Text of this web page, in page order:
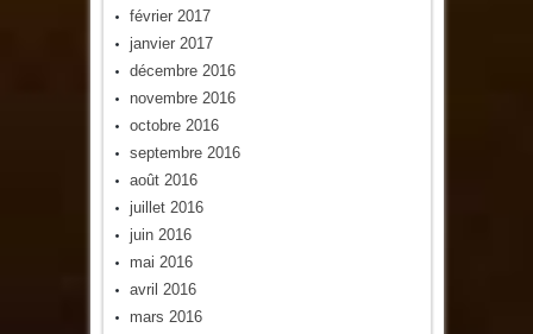
février 2017
janvier 2017
décembre 2016
novembre 2016
octobre 2016
septembre 2016
août 2016
juillet 2016
juin 2016
mai 2016
avril 2016
mars 2016